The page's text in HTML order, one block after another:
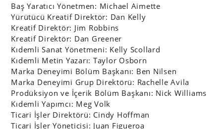
Baş Yaratıcı Yönetmen: Michael Aimette
Yürütücü Kreatif Direktör: Dan Kelly
Kreatif Direktör: Jim Robbins
Kreatif Direktör: Dan Greener
Kıdemli Sanat Yönetmeni: Kelly Scollard
Kıdemli Metin Yazarı: Taylor Osborn
Marka Deneyimi Bölüm Başkanı: Ben Nilsen
Marka Deneyimi Grup Direktörü: Rachelle Avila
Prodüksiyon ve İçerik Bölüm Başkanı: Nick Williams
Kıdemli Yapımcı: Meg Volk
Ticari İşler Direktörü: Cindy Hoffman
Ticari İşler Yöneticisi: Juan Figueroa